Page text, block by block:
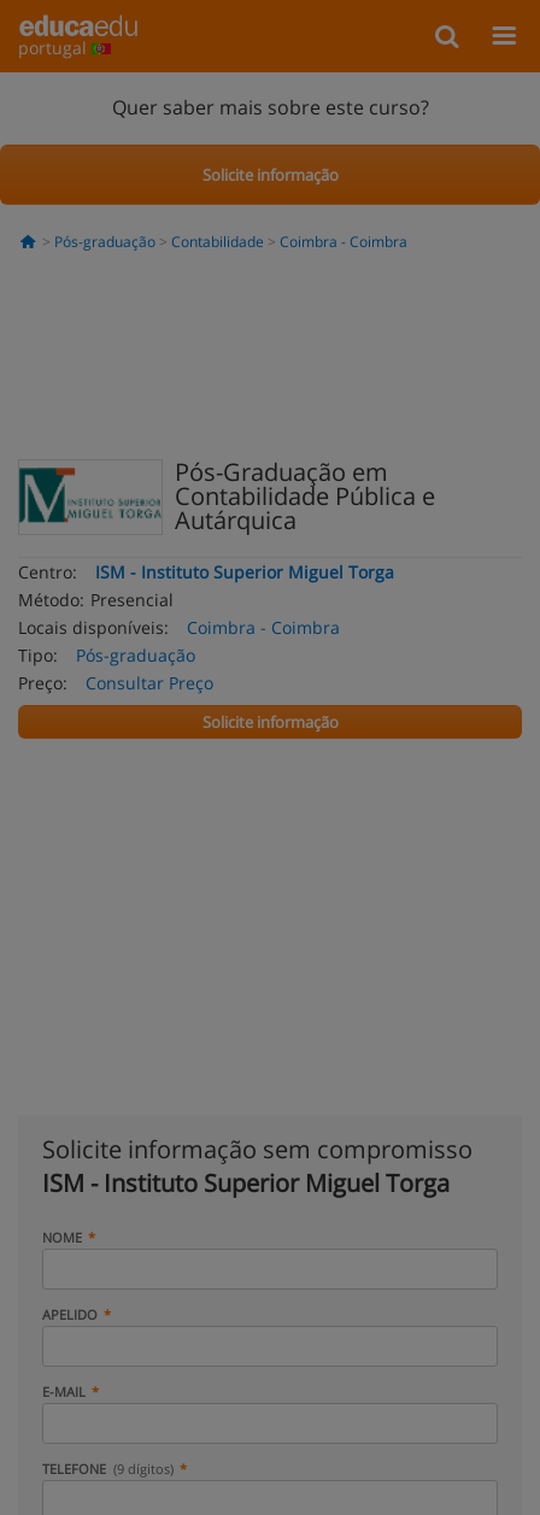
portugal
Quer saber mais sobre este curso?
Solicite informação
Pós-graduação Contabilidade Coimbra - Coimbra
Pós-Graduação em
Contabilidade Pública e
Autárquica
Centro:
ISM - Instituto Superior Miguel Torga
Método: Presencial
Locais disponíveis:
Coimbra - Coimbra
Tipo:
Pós-graduação
Preço:
Consultar Preço
Solicite informação
Solicite informação sem compromisso
ISM - Instituto Superior Miguel Torga
NOME
APELIDO
E-MAIL
TELEFONE (9 dígitos)